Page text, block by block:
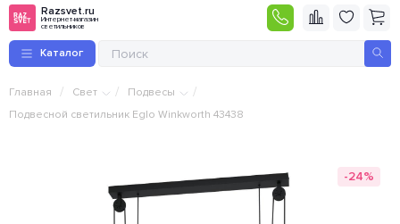
Razsvet.ru
Интернет-магазин
светильников
Каталог
Главная / Свет / Подвесы /
Подвесной светильник Eglo Winkworth 43438
-24%